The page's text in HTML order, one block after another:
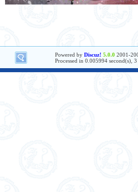
Powered by Discuz! 5.0.0 2001-
Processed in 0.005994 second(s),